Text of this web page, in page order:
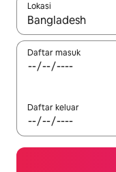
Lokasi
Apabila hasil
Daftar masuk
Daftar keluar